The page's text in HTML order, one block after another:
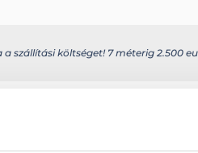
szállítási költséget! 7 méterig 2.500